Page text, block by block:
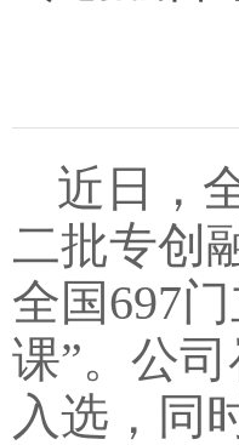
近日，
二批专创
全国697
课”。公
入选，同